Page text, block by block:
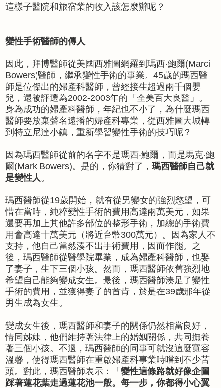
這樣子醫院和旅宿業的收入該怎麼辦呢？
變性手術醫師的傳人
因此，拜博醫師從美國西雅圖網羅到瑪西‧鮑爾(Marci
Bowers)醫師，繼承變性手術的事業。45歲的瑪西醫
師是位傑出的婦產科醫師，曾經接生超過兩千個嬰
兒，還被評選為2002-2003年的「全美百大良醫」。
身為成功的婦產科醫師，年紀也不小了，為什麼瑪西
醫師要放棄聲名遠播的婦產科專業，從西雅圖大城轉
到特立尼達小鎮，重新學習變性手術的技巧呢？
因為瑪西醫師從前的名字不是瑪西‧鮑爾，而是馬克‧鮑
爾(Mark Bowers)。是的，你猜對了， 瑪西醫師自己就
是變性人 。
瑪西醫師從19歲開始，就有從男變女的強烈慾望，可
惜在當時，純粹變性手術的費用高達兩萬美元，如果
還要再加上其他許多部位的整形手術，加總的手術費
用會高達十萬美元（將近台幣300萬元）。因為家人不
支持，他自己當然湊不出手術費用，因而作罷。之
後，瑪西醫師從醫學院畢業，成為婦產科醫師，也娶
了妻子，生下三個小孩。然而，瑪西醫師依舊強烈地
希望自己能夠變成女生。最後，瑪西醫師湊足了變性
手術的費用，並獲得妻子的首肯，於是在39歲那年從
男生成為女生。
變成女生後，瑪西醫師和妻子的關係仍然相當良好，
情同姊妹，他們維持著法律上的婚姻關係，共同撫養
著三個小孩。不過，瑪西醫師的同事可就沒這麼寬容
溫馨，使得瑪西醫師在重啟婦產科事業時嚐到不少苦
頭。對此，瑪西醫師表示：「 變性這條路就好像企圖
踩著蓮花葉走過蓮花池一般。每一步，你都得小心翼